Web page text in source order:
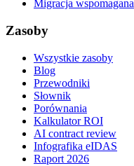
Migracja wspomagana
Zasoby
Wszystkie zasoby
Blog
Przewodniki
Słownik
Porównania
Kalkulator ROI
AI contract review
Infografika eIDAS
Raport 2026